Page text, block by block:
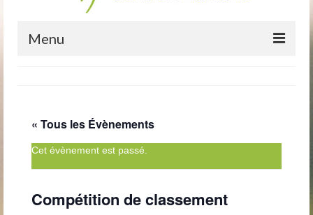
Menu
Vidéos trou par trou
« Tous les Évènements
Cet évènement est passé.
Compétition de classement